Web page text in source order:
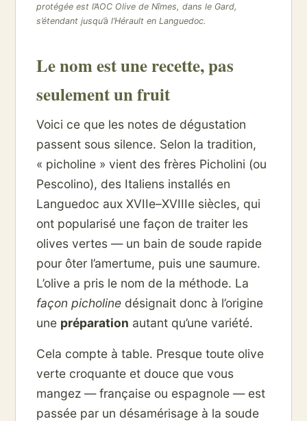
protégée est l’AOC Olive de Nîmes, dans le Gard,
s’étendant jusqu’à l’Hérault en Languedoc.
Le nom est une recette, pas
seulement un fruit
Voici ce que les notes de dégustation
passent sous silence. Selon la tradition,
« picholine » vient des frères Picholini (ou
Pescolino), des Italiens installés en
Languedoc aux XVIIe–XVIIIe siècles, qui
ont popularisé une façon de traiter les
olives vertes — un bain de soude rapide
pour ôter l’amertume, puis une saumure.
L’olive a pris le nom de la méthode. La
façon picholine désignait donc à l’origine
une préparation autant qu’une variété.
Cela compte à table. Presque toute olive
verte croquante et douce que vous
mangez — française ou espagnole — est
passée par un désamérisage à la soude